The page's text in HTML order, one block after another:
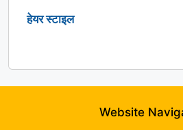
हेयर स्टाइल
Website